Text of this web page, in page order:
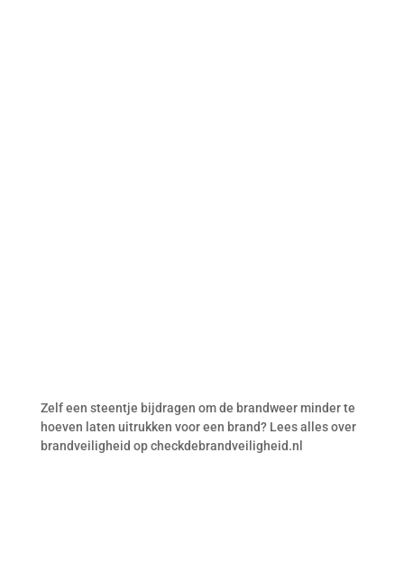
Zelf een steentje bijdragen om de brandweer minder te
hoeven laten uitrukken voor een brand? Lees alles over
brandveiligheid op checkdebrandveiligheid.nl